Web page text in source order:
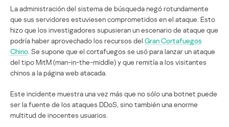
La administración del sistema de búsqueda negó rotundamente
que sus servidores estuviesen comprometidos en el ataque. Esto
hizo que los investigadores supusieran un escenario de ataque que
podría haber aprovechado los recursos del Gran Cortafuegos
Chino . Se supone que el cortafuegos se usó para lanzar un ataque
del tipo MitM (man-in-the-middle) y que remitía a los visitantes
chinos a la página web atacada.
Este incidente muestra una vez más que no sólo una botnet puede
ser la fuente de los ataques DDoS, sino también una enorme
multitud de inocentes usuarios.